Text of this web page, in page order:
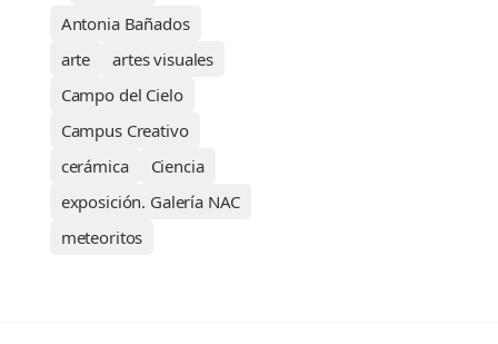
Antonia Bañados
arte
artes visuales
Campo del Cielo
Campus Creativo
cerámica
Ciencia
exposición. Galería NAC
meteoritos